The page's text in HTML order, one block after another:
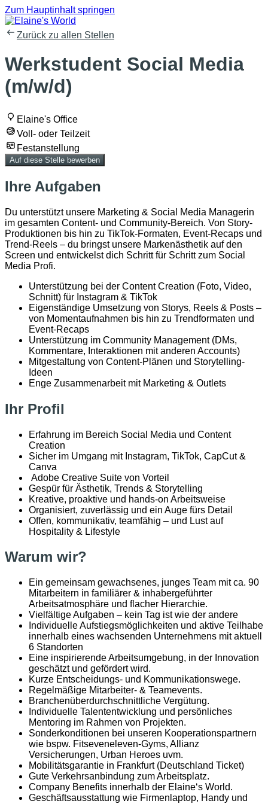
Zum Hauptinhalt springen
Zurück zu allen Stellen
Werkstudent Social Media
(m/w/d)
Elaine's Office
Voll- oder Teilzeit
Festanstellung
Auf diese Stelle bewerben
Ihre Aufgaben
Du unterstützt unsere Marketing & Social Media Managerin
im gesamten Content- und Community-Bereich. Von Story-
Produktionen bis hin zu TikTok-Formaten, Event-Recaps und
Trend-Reels – du bringst unsere Markenästhetik auf den
Screen und entwickelst dich Schritt für Schritt zum Social
Media Profi.
Unterstützung bei der Content Creation (Foto, Video,
Schnitt) für Instagram & TikTok
Eigenständige Umsetzung von Storys, Reels & Posts –
von Momentaufnahmen bis hin zu Trendformaten und
Event-Recaps
Unterstützung im Community Management (DMs,
Kommentare, Interaktionen mit anderen Accounts)
Mitgestaltung von Content-Plänen und Storytelling-
Ideen
Enge Zusammenarbeit mit Marketing & Outlets
Ihr Profil
Erfahrung im Bereich Social Media und Content
Creation
Sicher im Umgang mit Instagram, TikTok, CapCut &
Canva
Adobe Creative Suite von Vorteil
Gespür für Ästhetik, Trends & Storytelling
Kreative, proaktive und hands-on Arbeitsweise
Organisiert, zuverlässig und ein Auge fürs Detail
Offen, kommunikativ, teamfähig – und Lust auf
Hospitality & Lifestyle
Warum wir?
Ein gemeinsam gewachsenes, junges Team mit ca. 90
Mitarbeitern in familiärer & inhabergeführter
Arbeitsatmosphäre und flacher Hierarchie.
Vielfältige Aufgaben – kein Tag ist wie der andere
Individuelle Aufstiegsmöglichkeiten und aktive Teilhabe
innerhalb eines wachsenden Unternehmens mit aktuell
6 Standorten
Eine inspirierende Arbeitsumgebung, in der Innovation
geschätzt und gefördert wird.
Kurze Entscheidungs- und Kommunikationswege.
Regelmäßige Mitarbeiter- & Teamevents.
Branchenüberdurchschnittliche Vergütung.
Individuelle Talententwicklung und persönliches
Mentoring im Rahmen von Projekten.
Sonderkonditionen bei unseren Kooperationspartnern
wie bspw. Fitseveneleven-Gyms, Allianz
Versicherungen, Urban Heroes uvm.
Mobilitätsgarantie in Frankfurt (Deutschland Ticket)
Gute Verkehrsanbindung zum Arbeitsplatz.
Company Benefits innerhalb der Elaine‘s World.
Geschäftsausstattung wie Firmenlaptop, Handy und